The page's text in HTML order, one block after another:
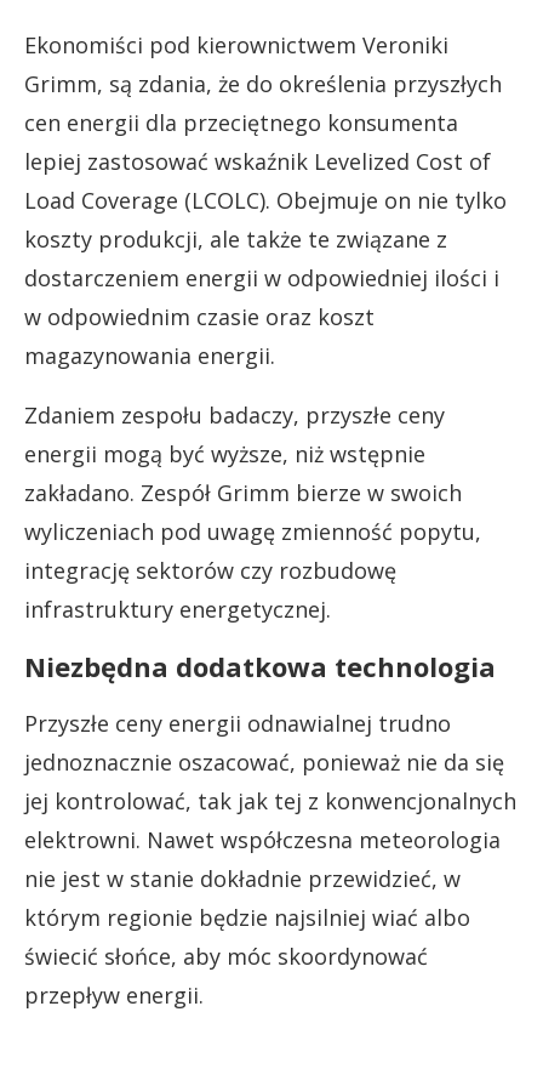
Ekonomiści pod kierownictwem Veroniki
Grimm, są zdania, że do określenia przyszłych
cen energii dla przeciętnego konsumenta
lepiej zastosować wskaźnik Levelized Cost of
Load Coverage (LCOLC). Obejmuje on nie tylko
koszty produkcji, ale także te związane z
dostarczeniem energii w odpowiedniej ilości i
w odpowiednim czasie oraz koszt
magazynowania energii.
Zdaniem zespołu badaczy, przyszłe ceny
energii mogą być wyższe, niż wstępnie
zakładano. Zespół Grimm bierze w swoich
wyliczeniach pod uwagę zmienność popytu,
integrację sektorów czy rozbudowę
infrastruktury energetycznej.
Niezbędna dodatkowa technologia
Przyszłe ceny energii odnawialnej trudno
jednoznacznie oszacować, ponieważ nie da się
jej kontrolować, tak jak tej z konwencjonalnych
elektrowni. Nawet współczesna meteorologia
nie jest w stanie dokładnie przewidzieć, w
którym regionie będzie najsilniej wiać albo
świecić słońce, aby móc skoordynować
przepływ energii.